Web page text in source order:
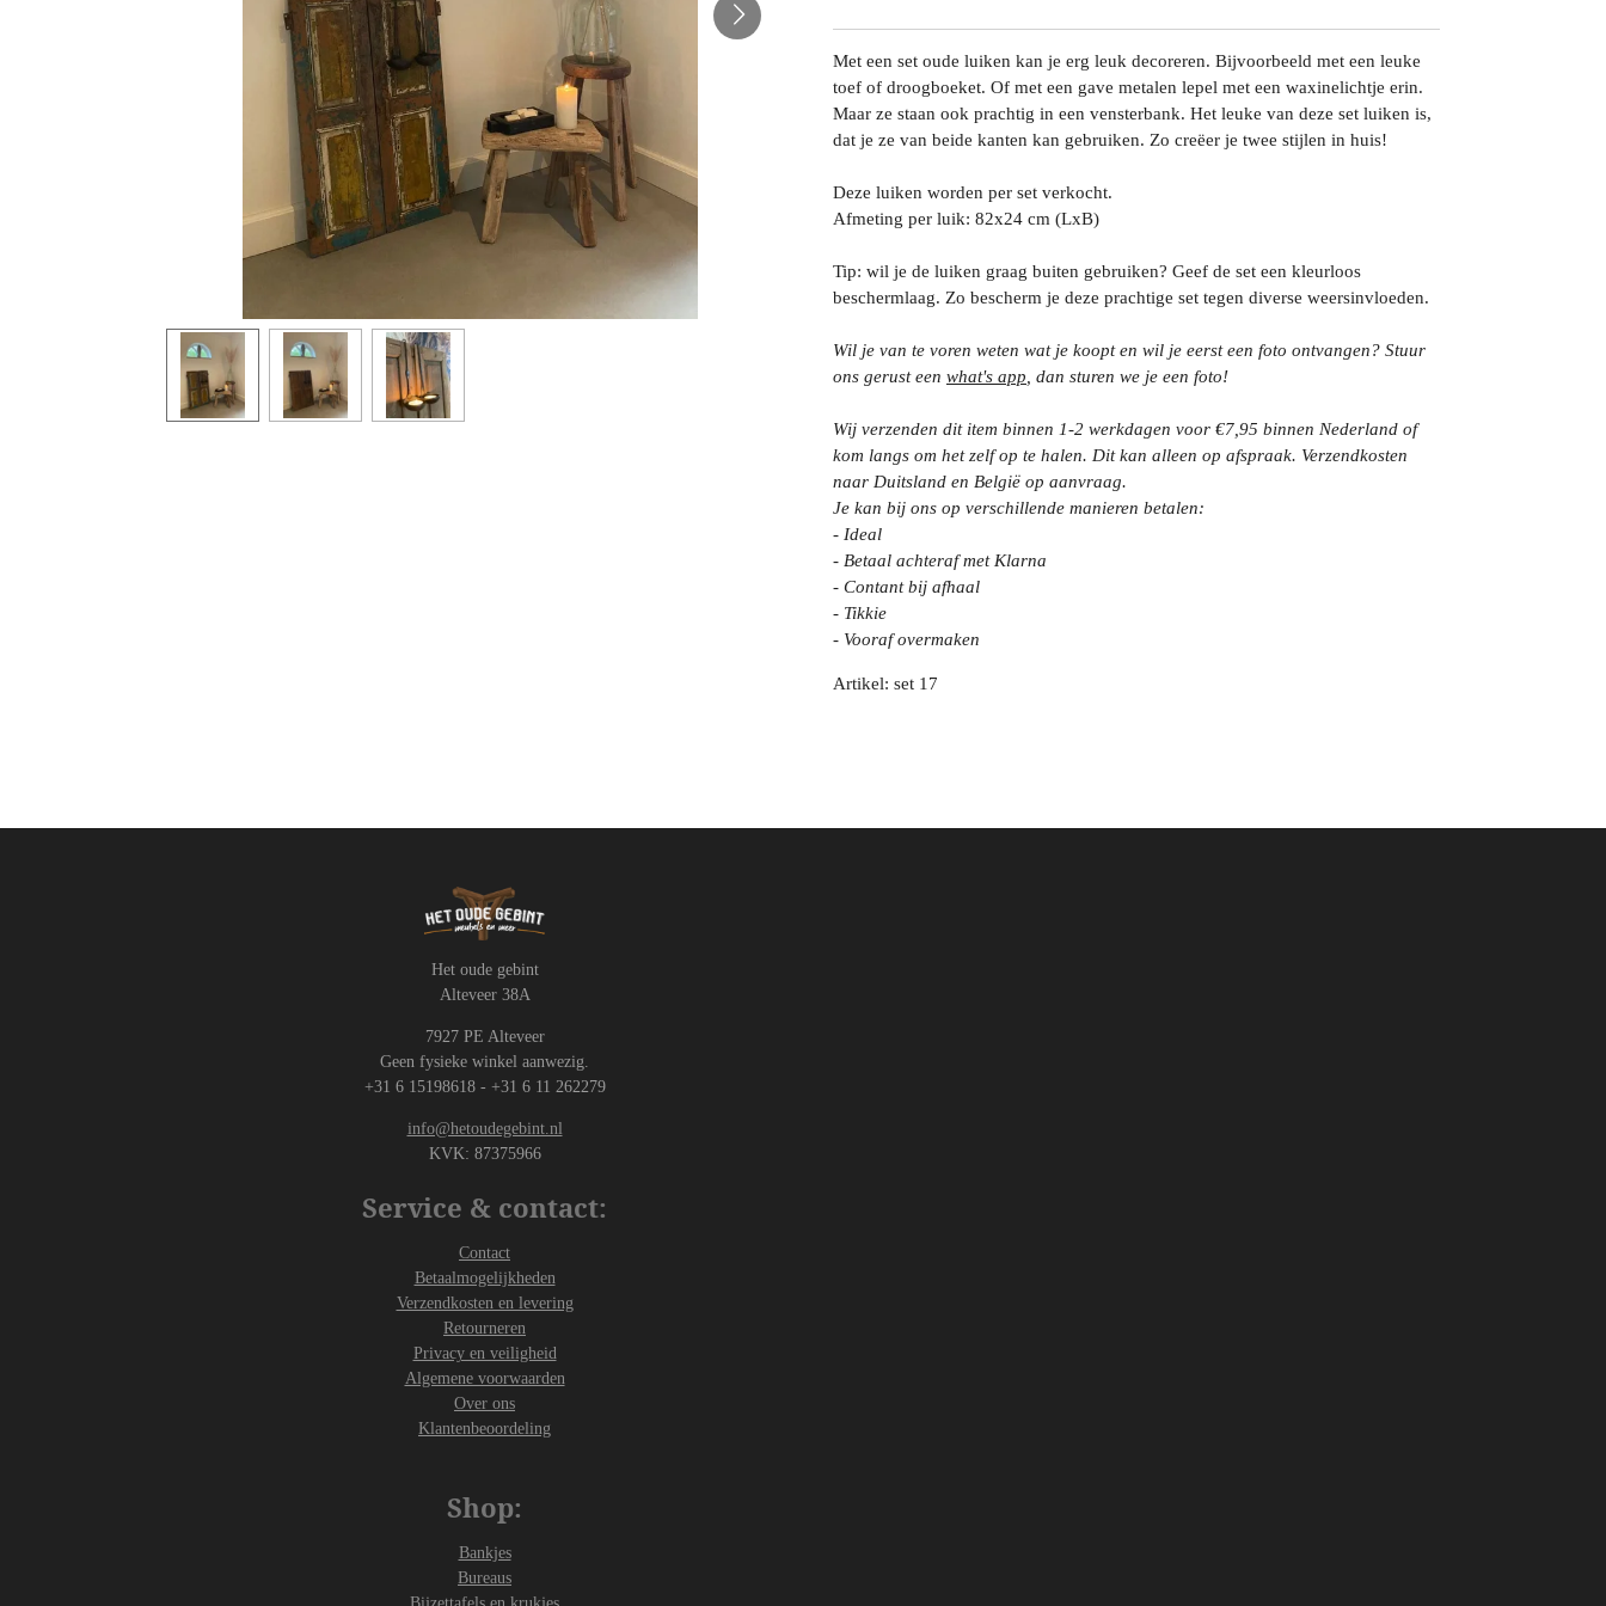
Met een set oude luiken kan je erg leuk decoreren. Bijvoorbeeld met een leuke
toef of droogboeket. Of met een gave metalen lepel met een waxinelichtje erin.
Maar ze staan ook prachtig in een vensterbank. Het leuke van deze set luiken is,
dat je ze van beide kanten kan gebruiken. Zo creëer je twee stijlen in huis!
Deze luiken worden per set verkocht.
Afmeting per luik: 82x24 cm (LxB)
Tip: wil je de luiken graag buiten gebruiken? Geef de set een kleurloos
beschermlaag. Zo bescherm je deze prachtige set tegen diverse weersinvloeden.
Wil je van te voren weten wat je koopt en wil je eerst een foto ontvangen? Stuur
ons gerust een what's app, dan sturen we je een foto!
Wij verzenden dit item binnen 1-2 werkdagen voor €7,95 binnen Nederland of
kom langs om het zelf op te halen. Dit kan alleen op afspraak. Verzendkosten
naar Duitsland en België op aanvraag.
Je kan bij ons op verschillende manieren betalen:
- Ideal
- Betaal achteraf met Klarna
- Contant bij afhaal
- Tikkie
- Vooraf overmaken
Artikel: set 17
Het oude gebint
Alteveer 38A
7927 PE Alteveer
Geen fysieke winkel aanwezig.
+31 6 15198618 - +31 6 11 262279
info@hetoudegebint.nl
KVK: 87375966
Service & contact:
Contact
Betaalmogelijkheden
Verzendkosten en levering
Retourneren
Privacy en veiligheid
Algemene voorwaarden
Over ons
Klantenbeoordeling
Shop:
Bankjes
Bureaus